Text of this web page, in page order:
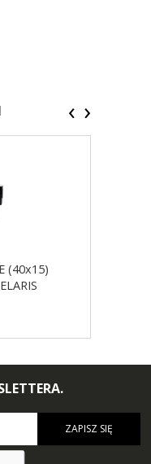
(40x15)
‹ ›
ZAPISZ SIĘ